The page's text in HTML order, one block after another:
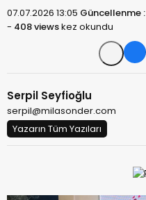
07.07.2026 13:05 Güncellenme :
- 408 viewskez okundu
Serpil Seyfioğlu
serpil@milasonder.com
Yazarın Tüm Yazıları